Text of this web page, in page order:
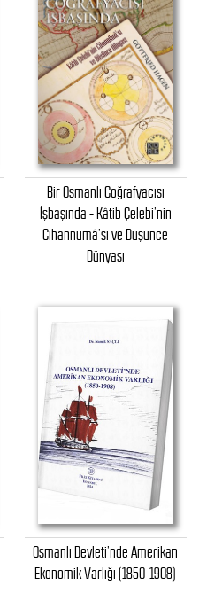
Bir Osmanlı Coğrafyacısı
İşbaşında - Kâtib Çelebi’nin
Cihannümâ’sı ve Düşünce
Dünyası
Osmanlı Devleti’nde Amerikan
Ekonomik Varlığı (1850-1908)